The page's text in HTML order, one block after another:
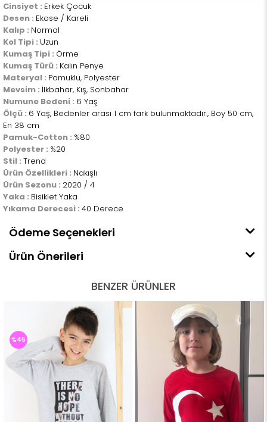
Cinsiyet : Erkek Çocuk
Desen : Ekose / Kareli
Kalıp : Normal
Kol Tipi : Uzun
Kumaş Tipi : Örme
Kumaş Türü : Kalın Penye
Materyal : Pamuklu, Polyester
Mevsim : İlkbahar, Kış, Sonbahar
Numune Bedeni : 6 Yaş
Ölçü : 6 Yaş, Bedenler arası 1 cm fark bulunmaktadır., Boy 50 cm,
En 38 cm
Pamuk-Cotton : %80
Polyester : %20
Stil : Trend
Ürün Özellikleri : Nakışlı
Ürün Sezonu : 2020 / 4
Yaka : Bisiklet Yaka
Yıkama Derecesi : 40 Derece
Ödeme Seçenekleri
Ürün Önerileri
BENZER ÜRÜNLER
%45